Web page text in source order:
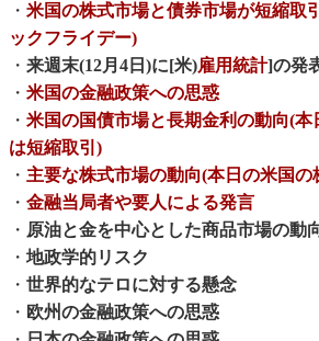
・ 米国の株式市場と債券市場が短縮取
ックフライデー)
・ 来週末(12月4日)に[米)雇用統計]の発
・ 米国の金融政策への思惑
・ 米国の国債市場と長期金利の動向(
は短縮取引)
・ 主要な株式市場の動向(本日の米国の
・ 金融当局者や要人による発言
・ 原油と金を中心とした商品市場の動
・ 地政学的リスク
・ 世界的なテロに対する懸念
・ 欧州の金融政策への思惑